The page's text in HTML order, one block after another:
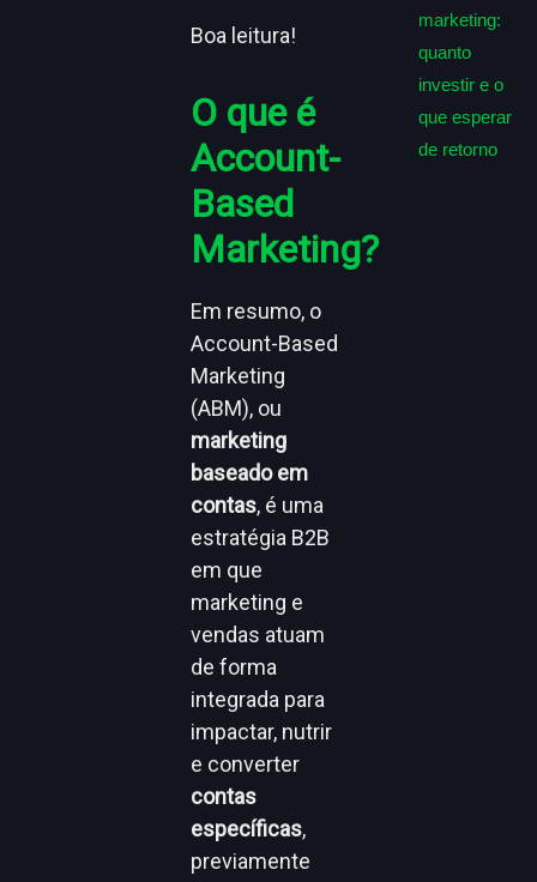
Boa leitura!
O que é
Account-
Based
Marketing?
Em resumo, o
Account-Based
Marketing
(ABM), ou
marketing
baseado em
contas, é uma
estratégia B2B
em que
marketing e
vendas atuam
de forma
integrada para
impactar, nutrir
e converter
contas
específicas,
previamente
marketing:
quanto
investir e o
que esperar
de retorno